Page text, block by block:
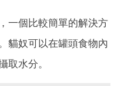
一個比較簡單的解決方
貓奴可以在罐頭食物內
取水分。